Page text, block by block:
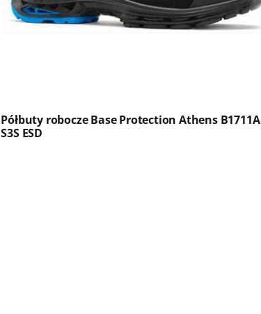
Półbuty robocze Base Protection Athens B1711A
S3S ESD